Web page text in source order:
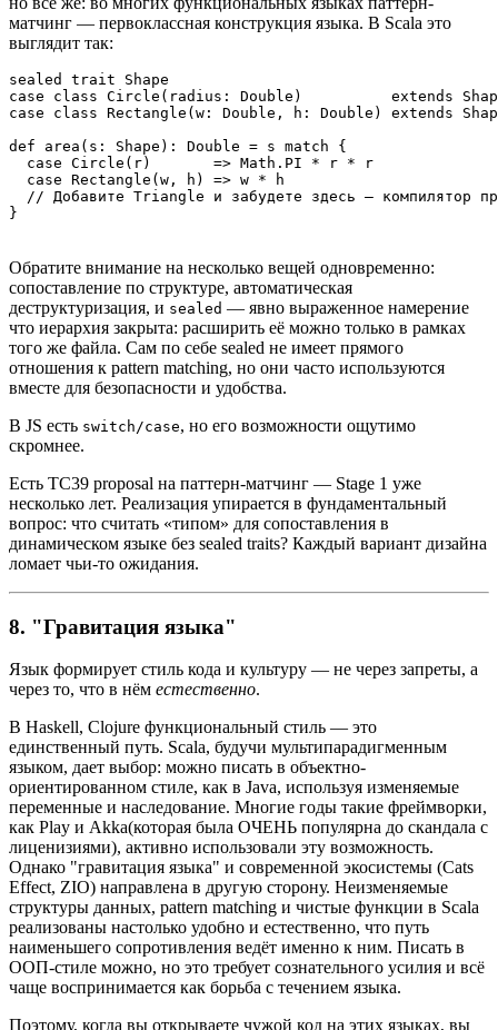
матчинг — первоклассная конструкция языка. В Scala это
выглядит так:
sealed trait Shape
case class Circle(radius: Double)          extends
case class Rectangle(w: Double, h: Double) extends
def area(s: Shape): Double = s match {
  case Circle(r)       => Math.PI * r * r
  case Rectangle(w, h) => w * h
// Добавите Triangle и забудете здесь — компилятор
Обратите внимание на несколько вещей одновременно:
сопоставление по структуре, автоматическая
деструктуризация, и sealed — явно выраженное намерение
что иерархия закрыта: расширить её можно только в рамках
того же файла. Сам по себе sealed не имеет прямого
отношения к pattern matching, но они часто используются
вместе для безопасности и удобства.
В JS есть switch/case, но его возможности ощутимо
скромнее.
Есть TC39 proposal на паттерн-матчинг — Stage 1 уже
несколько лет. Реализация упирается в фундаментальный
вопрос: что считать «типом» для сопоставления в
динамическом языке без sealed traits? Каждый вариант дизайна
ломает чьи-то ожидания.
8. "Гравитация языка"
Язык формирует стиль кода и культуру — не через запреты, а
через то, что в нём естественно.
В Haskell, Clojure функциональный стиль — это
единственный путь. Scala, будучи мультипарадигменным
языком, дает выбор: можно писать в объектно-
ориентированном стиле, как в Java, используя изменяемые
переменные и наследование. Многие годы такие фреймворки,
как Play и Akka(которая была ОЧЕНЬ популярна до скандала с
лиценизиями), активно использовали эту возможность.
Однако "гравитация языка" и современной экосистемы (Cats
Effect, ZIO) направлена в другую сторону. Неизменяемые
структуры данных, pattern matching и чистые функции в Scala
реализованы настолько удобно и естественно, что путь
наименьшего сопротивления ведёт именно к ним. Писать в
ООП-стиле можно, но это требует сознательного усилия и всё
чаще воспринимается как борьба с течением языка.
Поэтому, когда вы открываете чужой код на этих языках, вы